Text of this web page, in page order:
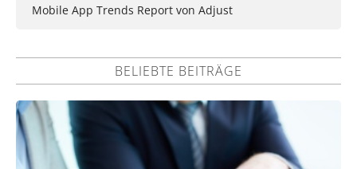
Mobile App Trends Report von Adjust
BELIEBTE BEITRÄGE